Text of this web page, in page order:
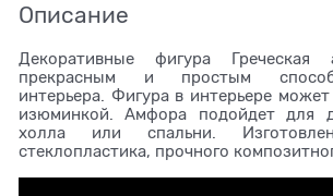
Описание
Декоративные фигура
прекрасным и простым
интерьера. Фигура в интерьере
изюминкой. Амфора подойдет для
холла или спальни.
стеклопластика, прочного